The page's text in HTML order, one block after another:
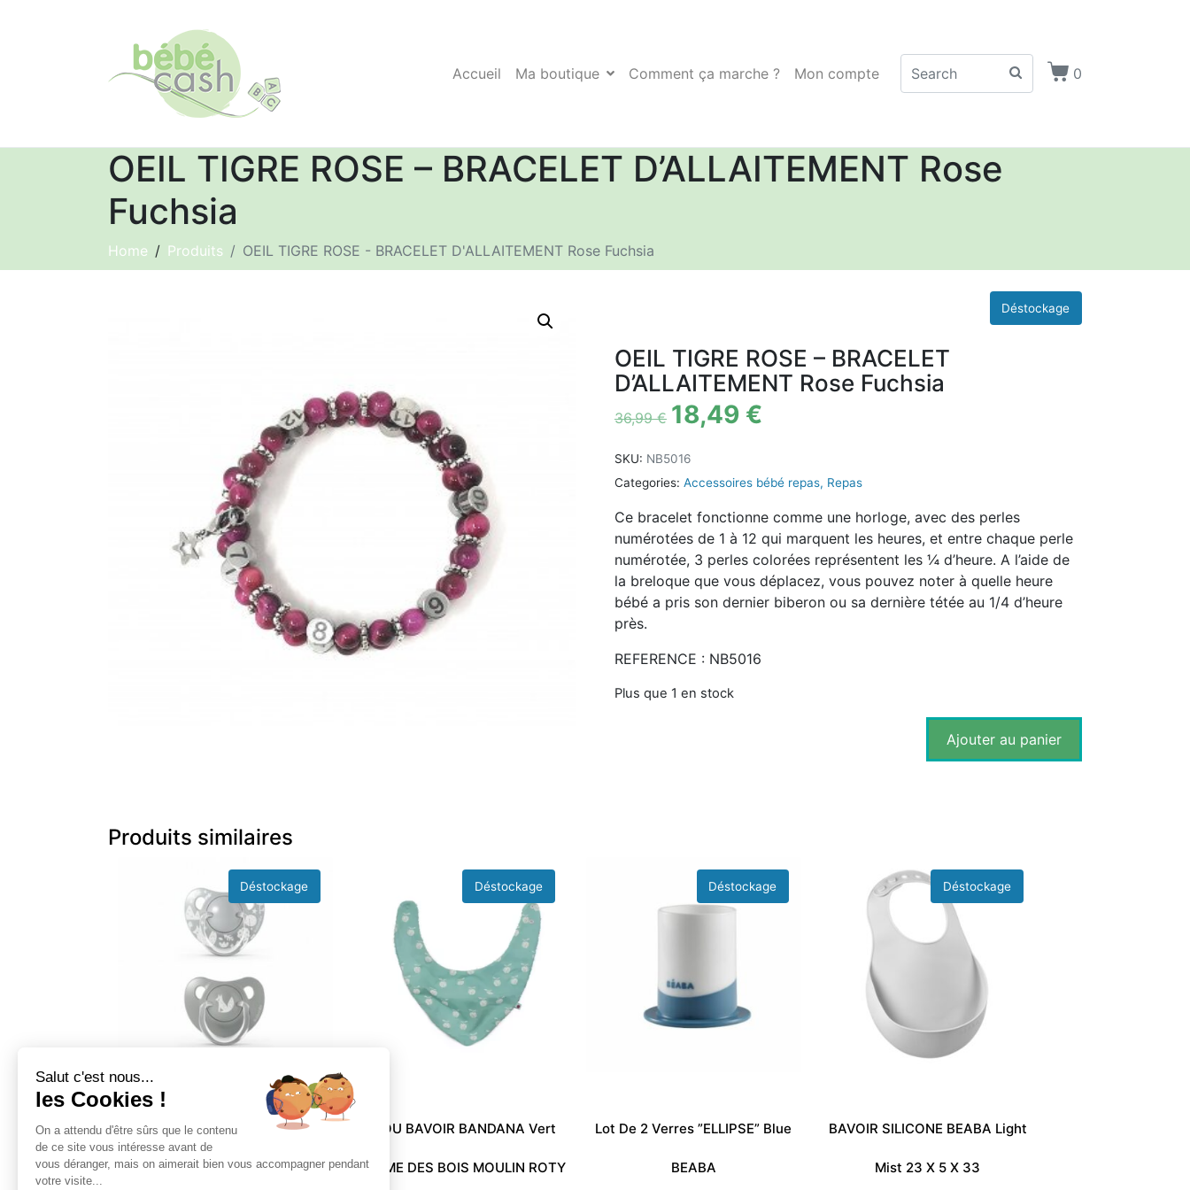
Accueil Ma boutique Comment ça marche ? Mon compte 0
OEIL TIGRE ROSE – BRACELET D’ALLAITEMENT Rose
Fuchsia
Home Produits OEIL TIGRE ROSE - BRACELET D'ALLAITEMENT Rose Fuchsia
OEIL TIGRE ROSE – BRACELET
D’ALLAITEMENT Rose Fuchsia
36,99€ 18,49 €
SKU: NB5016
Categories: Accessoires bébé repas, Repas
Ce bracelet fonctionne comme une horloge, avec des perles
numérotées de 1 à 12 qui marquent les heures, et entre chaque perle
numérotée, 3 perles colorées représentent les ¼ d’heure. A l’aide de
la breloque que vous déplacez, vous pouvez noter à quelle heure
bébé a pris son dernier biberon ou sa dernière tétée au 1/4 d’heure
près.
REFERENCE : NB5016
Plus que 1 en stock
Ajouter au panier
Produits similaires
2 SUCETTES PHYSIO 6/18M
SILICONE – FOX GRIS SUAVINEX
FILOU BAVOIR BANDANA Vert
POMME DES BOIS MOULIN ROTY
Lot De 2 Verres ”ELLIPSE” Blue
BEABA
BAVOIR SILICONE BEABA Light
Mist 23 X 5 X 33
Salut c'est nous...
les Cookies !
On a attendu d'être sûrs que le contenu
de ce site vous intéresse avant de
vous déranger, mais on aimerait bien vous accompagner pendant
votre visite...